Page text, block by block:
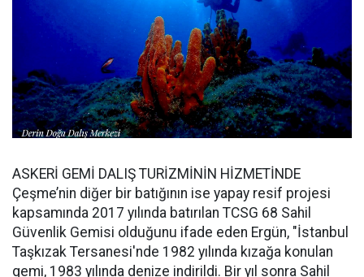
ASKERİ GEMİ DALIŞ TURİZMİNİN HİZMETİNDE
Çeşme’nin diğer bir batığının ise yapay resif projesi
kapsamında 2017 yılında batırılan TCSG 68 Sahil
Güvenlik Gemisi olduğunu ifade eden Ergün, "İstanbul
Taşkızak Tersanesi'nde 1982 yılında kızağa konulan
gemi, 1983 yılında denize indirildi. Bir yıl sonra Sahil